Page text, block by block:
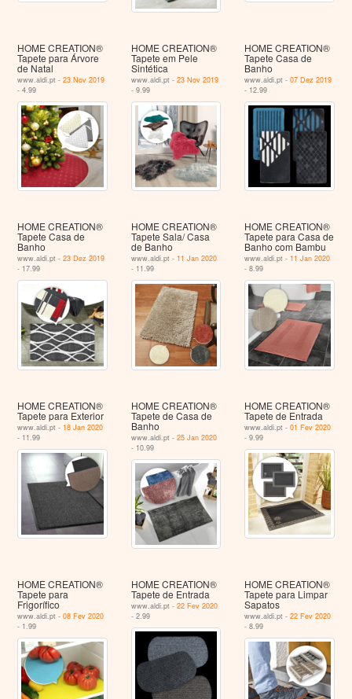
HOME CREATION®
Tapete para Árvore
de Natal
www.aldi.pt -23 Nov 2019
- 4.99
HOME CREATION®
Tapete em Pele
Sintética
www.aldi.pt - 23 Nov 2019
- 9.99
HOME CREATION®
Tapete Casa de
Banho
www.aldi.pt -07 Dez 2019
- 12.99
HOME CREATION®
Tapete Casa de
Banho
www.aldi.pt -23 Dez 2019
- 17.99
HOME CREATION®
Tapete Sala/ Casa
de Banho
www.aldi.pt - 11 Jan 2020
- 11.99
HOME CREATION®
Tapete para Casa de
Banho com Bambu
www.aldi.pt - 11 Jan 2020
- 8.99
HOME CREATION®
Tapete para Exterior
www.aldi.pt - 18 Jan 2020
- 11.99
HOME CREATION®
Tapete de Casa de
Banho
www.aldi.pt - 25 Jan 2020
- 10.99
HOME CREATION®
Tapete de Entrada
www.aldi.pt -01 Fev 2020
- 9.99
HOME CREATION®
Tapete para
Frigorífico
www.aldi.pt -08 Fev 2020
- 1.99
HOME CREATION®
Tapete de Entrada
www.aldi.pt - 22 Fev 2020
- 2.99
HOME CREATION®
Tapete para Limpar
Sapatos
www.aldi.pt -22 Fev 2020
- 8.99